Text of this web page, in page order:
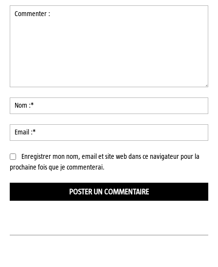
Enregistrer mon nom, email et site web dans ce navigateur pour la
prochaine fois que je commenterai.